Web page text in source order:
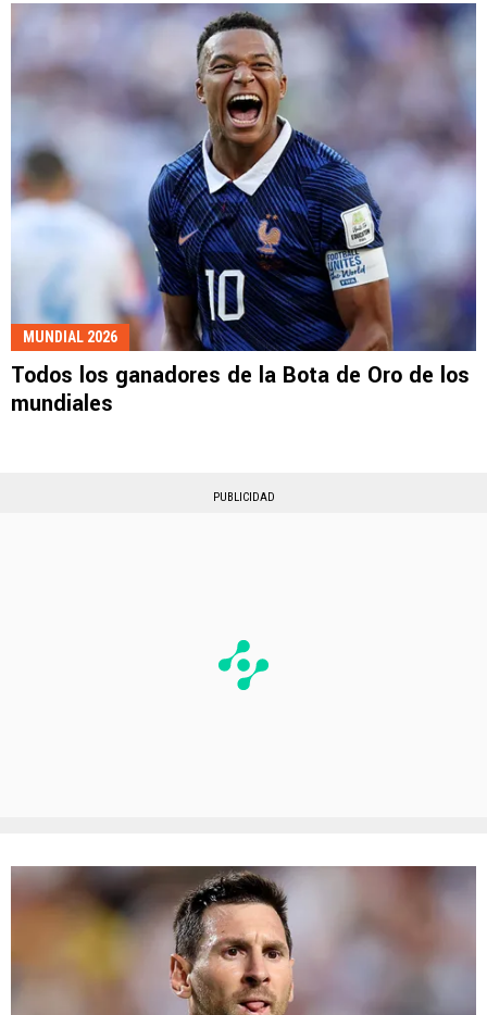
MUNDIAL 2026
Todos los ganadores de la Bota de Oro de los
mundiales
PUBLICIDAD